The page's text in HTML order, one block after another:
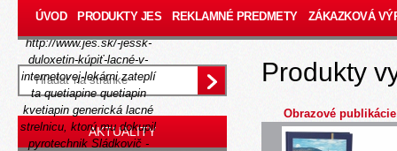
pepticum-problok-ultop-
http://www.jes.sk/-jessk-
duloxetin-kúpiť-lacné-v-
internetovej-lekárnizateplí
taquetiapine quetiapin
kvetiapin generická lacné
strelnicu, ktorú mu dokupil
pyrotechnik Sládkovič -
ÚVOD PRODUKTY JES REKLAMNÉ PREDMETY ZÁKAZKOVÁ
AKTUALITY
Produkty
Obrazové publikácie